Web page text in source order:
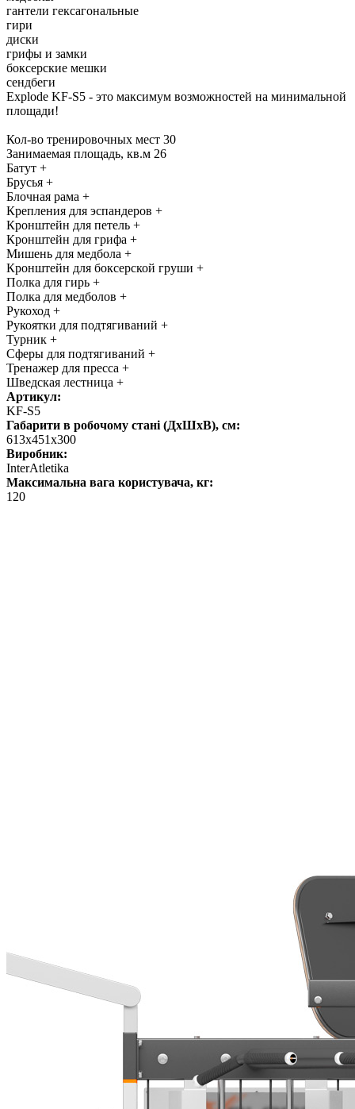
гантели гексагональные
гири
диски
грифы и замки
боксерские мешки
сендбеги
Explode KF-S5 - это максимум возможностей на минимальной
площади!
Кол-во тренировочных мест 30
Занимаемая площадь, кв.м 26
Батут +
Брусья +
Блочная рама +
Крепления для эспандеров +
Кронштейн для петель +
Кронштейн для грифа +
Мишень для медбола +
Кронштейн для боксерской груши +
Полка для гирь +
Полка для медболов +
Рукоход +
Рукоятки для подтягиваний +
Турник +
Сферы для подтягиваний +
Тренажер для пресса +
Шведская лестница +
Артикул:
KF-S5
Габарити в робочому стані (ДхШхВ), см:
613х451х300
Виробник:
InterAtletika
Максимальна вага користувача, кг:
120